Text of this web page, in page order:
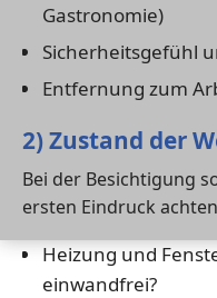
Gastronomie)
Sicherheitsgefühl
Entfernung zum
2) Zustand der
Bei der Besichtigung
ersten Eindruck
Heizung und
einwandfrei?